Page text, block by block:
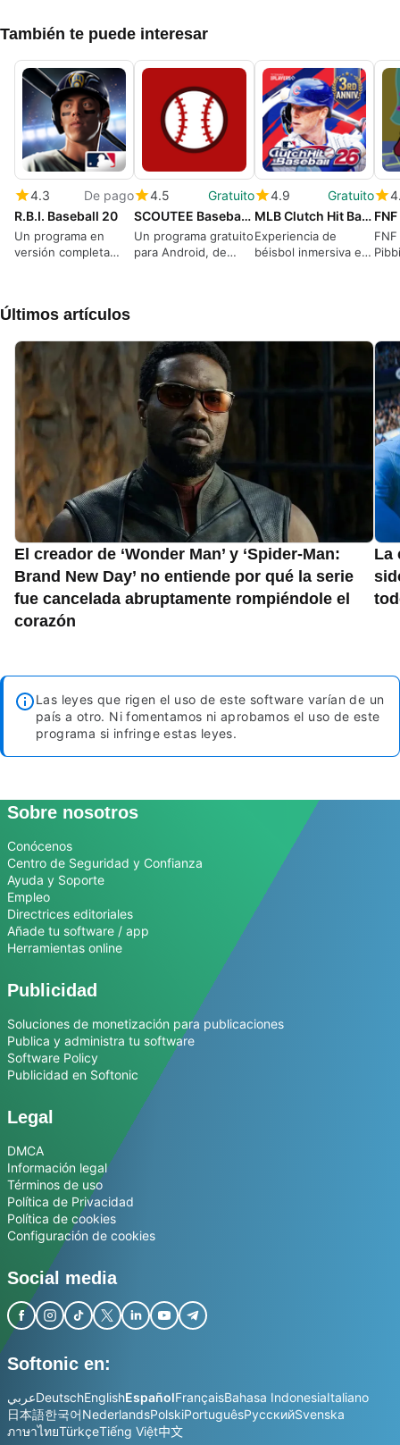
También te puede interesar
4.3
De pago
R.B.I. Baseball 20
Un programa en
versión completa
4.5
Gratuito
SCOUTEE Baseball Radar Gun
Un programa gratuito
para Android, de
4.9
Gratuito
MLB Clutch Hit Baseball 2023
Experiencia de
béisbol inmersiva en
FNF
Últimos artículos
El creador de ‘Wonder Man’ y ‘Spider-Man:
Brand New Day’ no entiende por qué la serie
fue cancelada abruptamente rompiéndole el
corazón
La
Las leyes que rigen el uso de este software varían de un
país a otro. Ni fomentamos ni aprobamos el uso de este
programa si infringe estas leyes.
Sobre nosotros
Conócenos
Centro de Seguridad y Confianza
Ayuda y Soporte
Empleo
Directrices editoriales
Añade tu software / app
Herramientas online
Publicidad
Soluciones de monetización para publicaciones
Publica y administra tu software
Software Policy
Publicidad en Softonic
Legal
DMCA
Información legal
Términos de uso
Política de Privacidad
Política de cookies
Configuración de cookies
Social media
Softonic en:
عربيDeutschEnglishEspañolFrançaisBahasa IndonesiaItaliano
日本語한국어NederlandsPolskiPortuguêsРусскийSvenska
ภาษาไทยTürkçeTiếng Việt中文